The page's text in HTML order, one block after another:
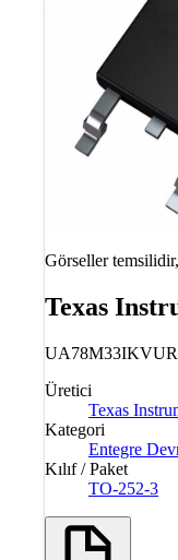
Görseller
Texas
Üretici
Texas
Kategori
Entegre
Kılıf / Paket
TO-252-3